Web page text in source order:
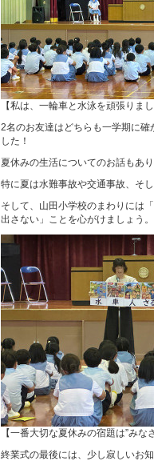
【私は、一輪車と水泳を頑張りまし
2名のお友達はどちらも一学期に
した！
夏休みの生活についてのお話もあり
特に夏は水難事故や交通事故、そ
そして、山田小学校のまわりには
出さない」ことを心がけましょう。
【一番大切な夏休みの宿題は”みな
終業式の最後には、少し寂しいお知